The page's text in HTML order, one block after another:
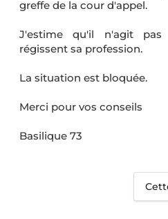
greffe de la cour d'appel.
J'estime qu'il n'agit
régissent sa profession.
La situation est bloquée.
Merci pour vos conseils
Basilique 73